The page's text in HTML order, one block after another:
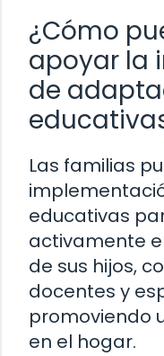
¿Cómo
apoyar la
de
Las familias
educativas
activamente
de sus hijos,
docentes y
promoviendo
en el hogar.